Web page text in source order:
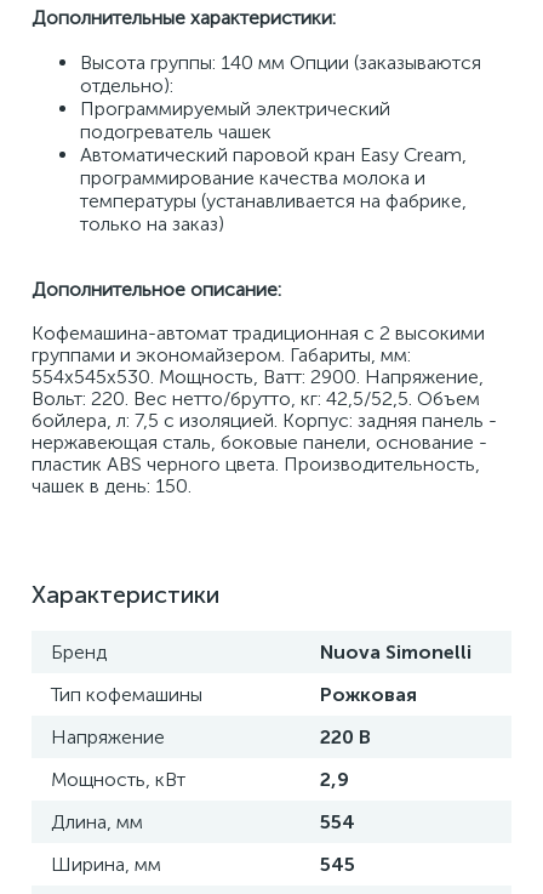
Дополнительные характеристики:
Высота группы: 140 мм Опции (заказываются
отдельно):
Программируемый электрический
подогреватель чашек
Автоматический паровой кран Easy Cream,
программирование качества молока и
температуры (устанавливается на фабрике,
только на заказ)
Дополнительное описание:
Кофемашина-автомат традиционная с 2 высокими
группами и экономайзером. Габариты, мм:
554x545x530. Мощность, Ватт: 2900. Напряжение,
Вольт: 220. Вес нетто/брутто, кг: 42,5/52,5. Объем
бойлера, л: 7,5 с изоляцией. Корпус: задняя панель -
нержавеющая сталь, боковые панели, основание -
пластик ABS черного цвета. Производительность,
чашек в день: 150.
Характеристики
Бренд
Nuova Simonelli
Тип кофемашины
Рожковая
Напряжение
220 В
Мощность, кВт
2,9
Длина, мм
554
Ширина, мм
545